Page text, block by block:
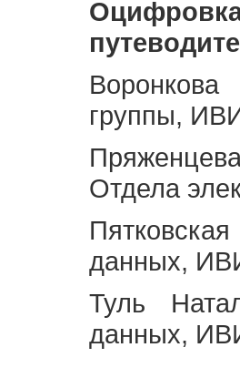
Воронкова
группы,
Отдела
данных,
Туль
данных,